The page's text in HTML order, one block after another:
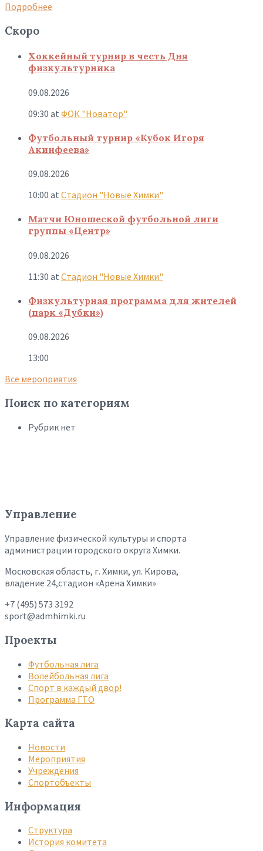
Подробнее
Скоро
Хоккейный турнир в честь Дня
физкультурника
09.08.2026
09:30 at ФОК "Новатор"
Футбольный турнир «Кубок Игоря
Акинфеева»
09.08.2026
10:00 at Стадион "Новые Химки"
Матчи Юношеской футбольной лиги
группы «Центр»
09.08.2026
11:30 at Стадион "Новые Химки"
Физкультурная программа для жителей
(парк «Дубки»)
09.08.2026
13:00
Все мероприятия
Поиск по категориям
Рубрик нет
Управление
Управление физической культуры и спорта
администрации городского округа Химки.
Московская область, г. Химки, ул. Кирова,
владение 24,стадион «Арена Химки»
+7 (495) 573 3192
sport@admhimki.ru
Проекты
Футбольная лига
Волейбольная лига
Спорт в каждый двор!
Программа ГТО
Карта сайта
Новости
Мероприятия
Учреждения
Спортобъекты
Информация
Структура
История комитета